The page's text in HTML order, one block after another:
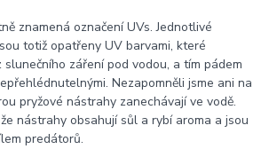
znamená označení UVs. Jednotlivé
totiž opatřeny UV barvami, které
záření pod vodou, a tím pádem
Nezapomněli jsme ani na
pryžové nástrahy zanechávají ve vodě.
nástrahy obsahují sůl a rybí aroma a jsou
predátorů.